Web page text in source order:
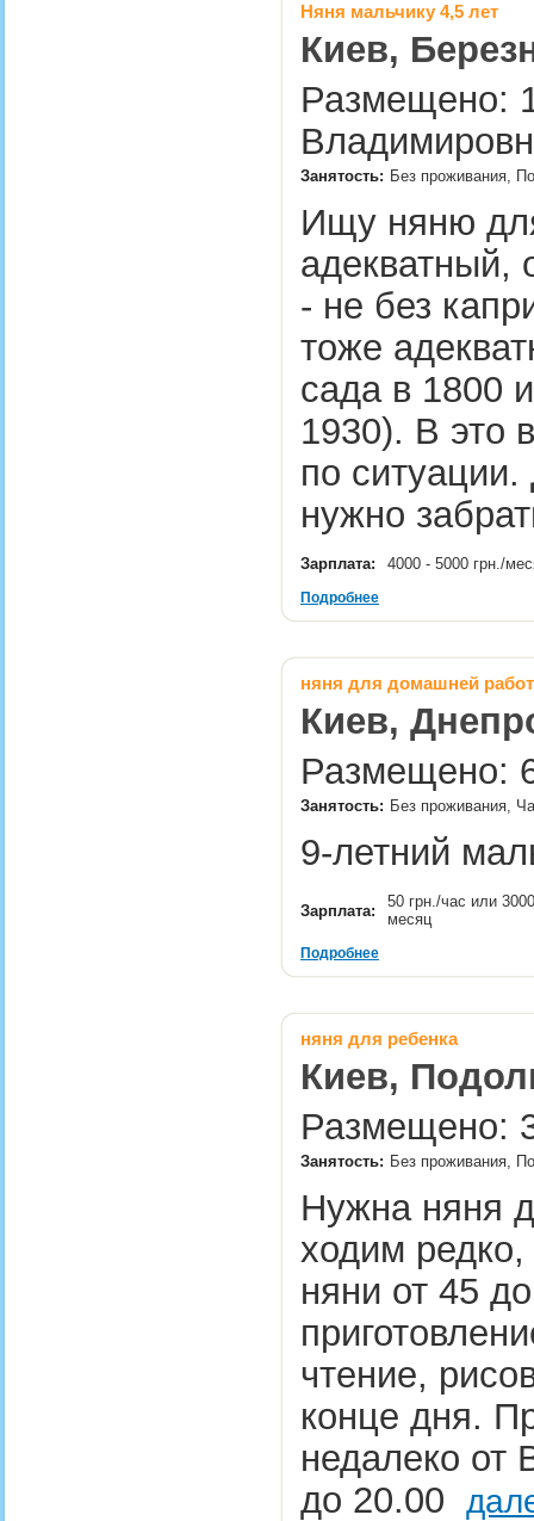
Няня мальчику 4,5 лет
Киев,
Размещено:
Занятость: Без проживания,
Ищу няню
адекватный,
- не без
тоже
сада в 1800
1930). В это
по
нужно
Зарплата: 4000 - 5000 грн./
Подробнее
няня для домашней
Киев,
Размещено:
Занятость: Без проживания,
9-летний
Зарплата:
50 грн./час или
месяц
Подробнее
няня для ребенка
Киев,
Размещено:
Занятость: Без проживания,
Нужна няня
ходим редко,
няни от 45
чтение,
конце дня.
недалеко от
до 20.00